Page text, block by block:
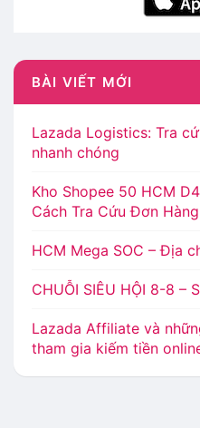
BÀI VIẾT MỚI
Lazada Logistics: Tra
nhanh chóng
Kho Shopee 50 HCM
Cách Tra Cứu Đơn Hàng
HCM Mega SOC – Địa
CHUỖI SIÊU HỘI 8-8 –
Lazada Affiliate và
tham gia kiếm tiền